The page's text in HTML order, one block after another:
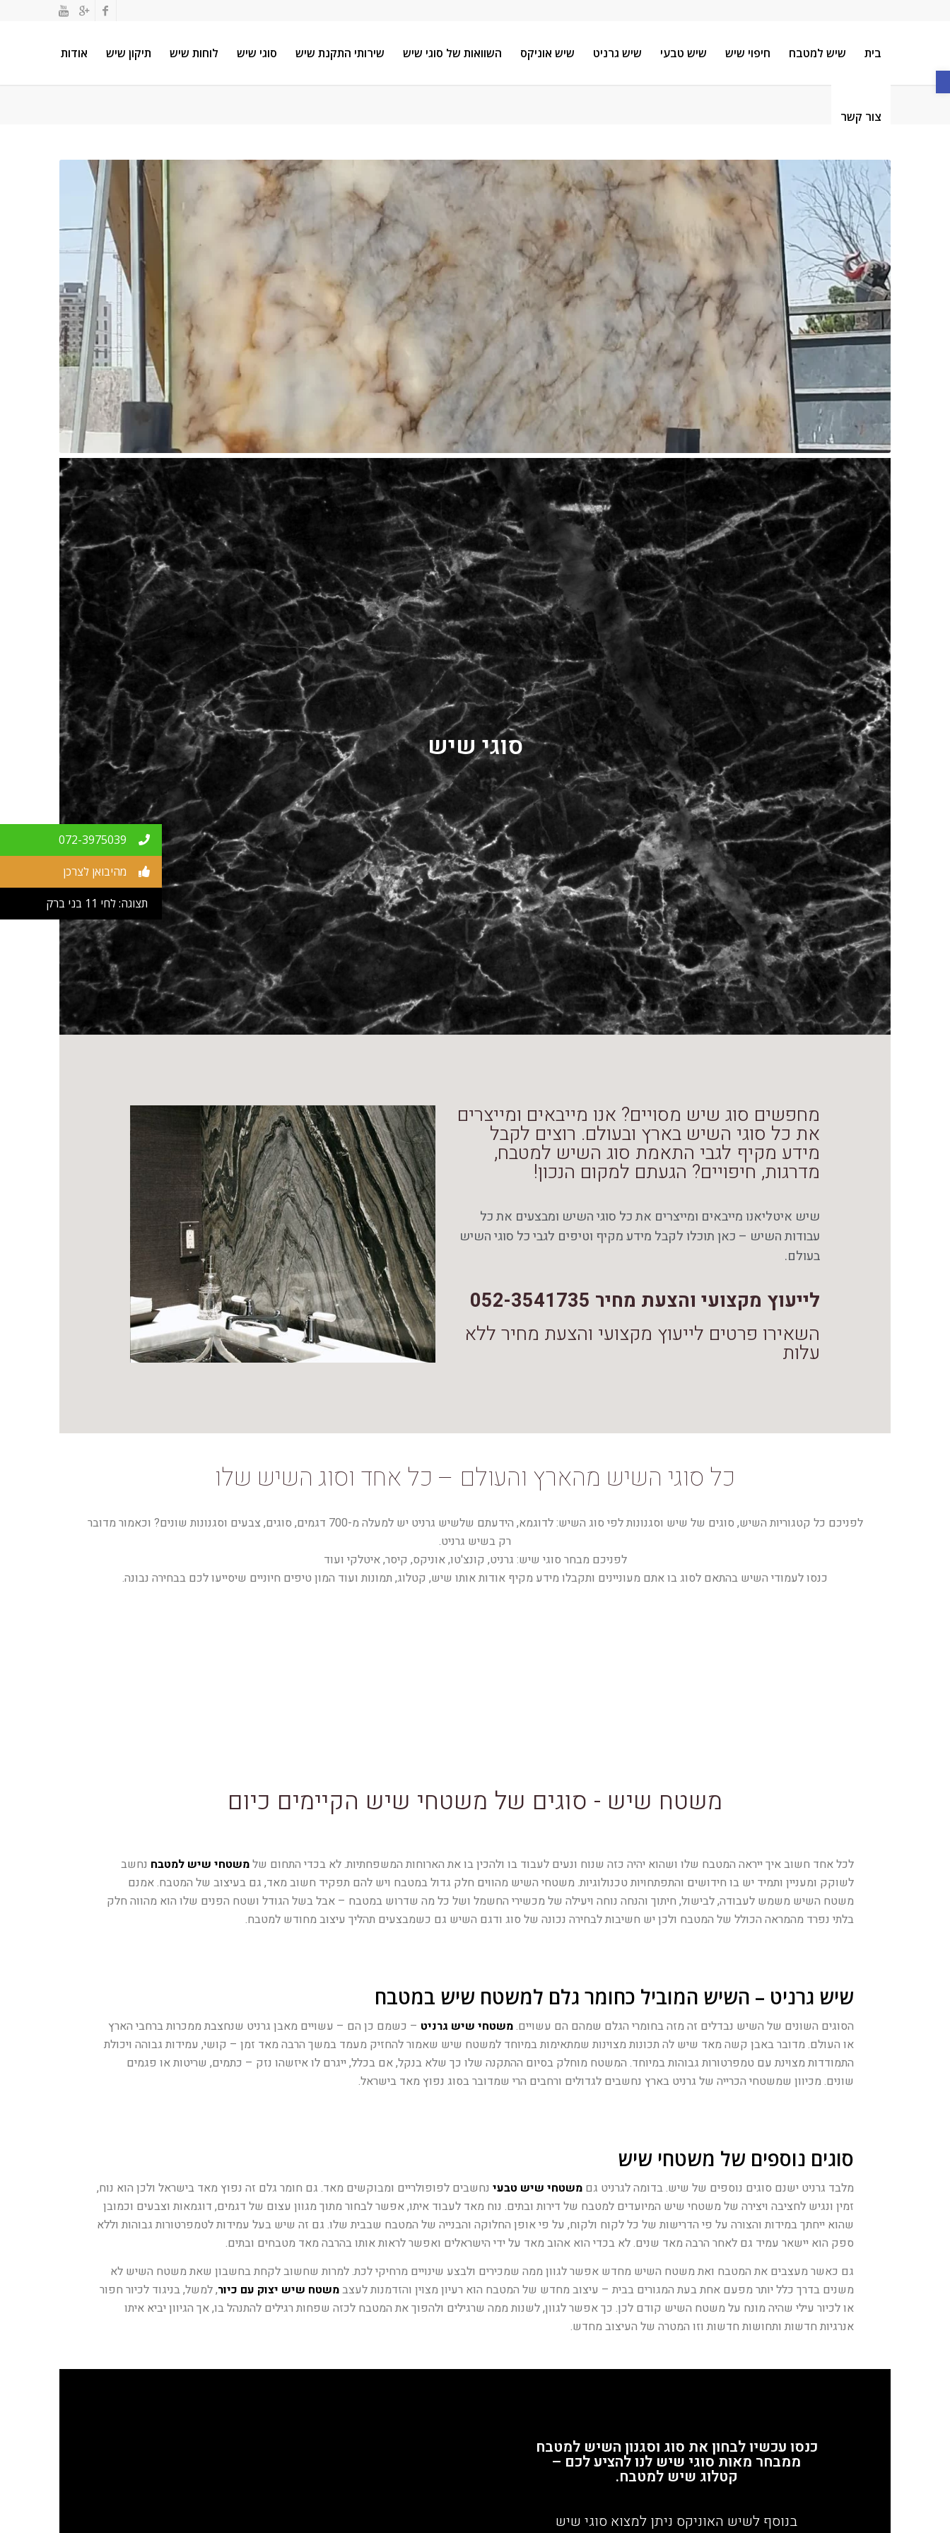
פתח סרגל נגישות
בית שיש למטבח חיפוי שיש שיש טבעי שיש גרניט שיש אוניקס השוואות של סוגי שיש שירותי התקנת שיש סוגי שיש לוחות שיש תיקון שיש אודות
צור קשר
סוגי שיש
מחפשים סוג שיש מסויים? אנו מייבאים ומייצרים
את כל סוגי השיש בארץ ובעולם. רוצים לקבל
מידע מקיף לגבי התאמת סוג השיש למטבח,
מדרגות, חיפויים? הגעתם למקום הנכון!
שיש איטליאנו מייבאים ומייצרים את כל סוגי השיש ומבצעים את כל
עבודות השיש – כאן תוכלו לקבל מידע מקיף וטיפים לגבי כל סוגי השיש
בעולם.
לייעוץ מקצועי והצעת מחיר 052-3541735
השאירו פרטים לייעוץ מקצועי והצעת מחיר ללא
עלות
כל סוגי השיש מהארץ והעולם – כל אחד וסוג השיש שלו
לפניכם כל קטגוריות השיש, סוגים של שיש וסגנונות לפי סוג השיש: לדוגמא, הידעתם שלשיש גרניט יש למעלה מ-700 דגמים, סוגים, צבעים וסגנונות שונים? וכאמור מדובר
רק בשיש גרניט.
לפניכם מבחר סוגי שיש: גרניט, קונצ'טו, אוניקס, קיסר, איטלקי ועוד
כנסו לעמודי השיש בהתאם לסוג בו אתם מעוניינים ותקבלו מידע מקיף אודות אותו שיש, קטלוג, תמונות ועוד המון טיפים חיוניים שיסייעו לכם בבחירה נבונה.
משטח שיש - סוגים של משטחי שיש הקיימים כיום
לכל אחד חשוב איך ייראה המטבח שלו ושהוא יהיה כזה שנוח ונעים לעבוד בו ולהכין בו את הארוחות המשפחתיות. לא בכדי התחום שלמשטחי שיש למטבח נחשב
לשוקק ומעניין ותמיד יש בו חידושים והתפתחויות טכנולוגיות. משטחי השיש מהווים חלק גדול במטבח ויש להם תפקיד חשוב מאד, גם בעיצוב של המטבח. אמנם
משטח השיש משמש לעבודה, לבישול, חיתוך והנחה נוחה ויעילה של מכשירי החשמל ושל כל מה שדרוש במטבח – אבל בשל הגודל ושטח הפנים שלו הוא מהווה חלק
בלתי נפרד מהמראה הכולל של המטבח ולכן יש חשיבות לבחירה נכונה של סוג ודגם השיש גם כשמבצעים תהליך עיצוב מחודש למטבח.
שיש גרניט – השיש המוביל כחומר גלם למשטח שיש במטבח
הסוגים השונים של השיש נבדלים זה מזה בחומרי הגלם שמהם הם עשויים.משטחי שיש גרניט – כשמם כן הם – עשויים מאבן גרניט שנחצבת ממכרות ברחבי הארץ
או העולם. מדובר באבן קשה מאד שיש לה תכונות מצוינות שמתאימות במיוחד למשטח שיש שאמור להחזיק מעמד במשך הרבה מאד זמן – קושי, עמידות גבוהה ויכולת
התמודדות מצוינת עם טמפרטורות גבוהות במיוחד. המשטח מוחלק בסיום ההתקנה שלו כך שלא בנקל, אם בכלל, ייגרם לו איזשהו נזק – כתמים, שריטות או פגמים
שונים. מכיוון שמשטחי הכרייה של גרניט בארץ נחשבים לגדולים ורחבים הרי שמדובר בסוג נפוץ מאד בישראל.
סוגים נוספים של משטחי שיש
מלבד גרניט ישנם סוגים נוספים של שיש. בדומה לגרניט גם משטחי שיש טבעינחשבים לפופולריים ומבוקשים מאד. גם חומר גלם זה נפוץ מאד בישראל ולכן הוא נוח,
זמין ונגיש לחציבה ויצירה של משטחי שיש המיועדים למטבח של דירות ובתים. נוח מאד לעבוד איתו, אפשר לבחור מתוך מגוון עצום של דגמים, דוגמאות וצבעים וכמובן
שהוא ייחתך במידות והצורה על פי הדרישות של כל לקוח ולקוח, על פי אופן החלוקה והבנייה של המטבח שבבית שלו. גם זה שיש בעל עמידות לטמפרטורות גבוהות וללא
ספק הוא יישאר עמיד גם לאחר הרבה מאד שנים. לא בכדי הוא אהוב מאד על ידי הישראלים ואפשר לראות אותו בהרבה מאד מטבחים ובתים.
גם כאשר מעצבים את המטבח ואת משטח השיש מחדש אפשר לגוון ממה שמכירים ולבצע שינויים מרחיקי לכת. למרות שחשוב לקחת בחשבון שאת משטח השיש לא
משנים בדרך כלל יותר מפעם אחת בעת המגורים בבית – עיצוב מחדש של המטבח הוא רעיון מצוין והזדמנות לעצבמשטח שיש יצוק עם כיור, למשל, בניגוד לכיור חפור
או לכיור עילי שהיה מונח על משטח השיש קודם לכן. כך אפשר לגוון, לשנות ממה שרגילים ולהפוך את המטבח לכזה שפחות רגילים להתנהל בו, אך הגיוון יביא איתו
אנרגיות חדשות ותחושות חדשות וזו המטרה של העיצוב מחדש.
כנסו עכשיו לבחון את סוג וסגנון השיש למטבח
ממבחר מאות סוגי שיש לנו להציע לכם –
קטלוג שיש למטבח.
בנוסף לשיש האוניקס ניתן למצוא סוגי שיש
072-3975039
מהיבואן לצרכן
תצוגה: לחי 11 בני ברק